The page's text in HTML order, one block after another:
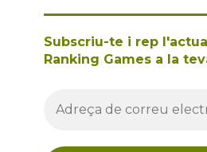
Subscriu-te i rep
Ranking Games a la